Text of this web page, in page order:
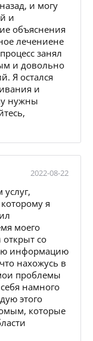
и могу
и
объяснения
лечениене
занял
и довольно
Я остался
и
нужны
2022-08-22
я
моего
со
информацию
нахожусь в
проблемы
намного
этого
которые